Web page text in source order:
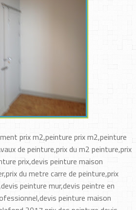
prix m2,peinture prix m2,peinture
de peinture,prix du m2 peinture,prix
prix,devis peinture maison
du metre carre de peinture,prix
peinture mur,devis peintre en
peinture maison